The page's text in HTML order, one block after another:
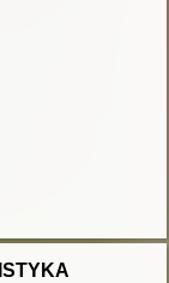
: nasza przyszłość